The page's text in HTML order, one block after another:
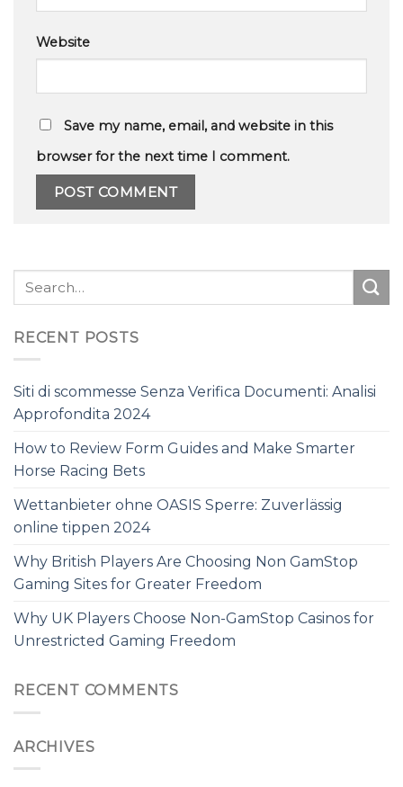
Website
Save my name, email, and website in this
browser for the next time I comment.
RECENT POSTS
Siti di scommesse Senza Verifica Documenti: Analisi
Approfondita 2024
How to Review Form Guides and Make Smarter
Horse Racing Bets
Wettanbieter ohne OASIS Sperre: Zuverlässig
online tippen 2024
Why British Players Are Choosing Non GamStop
Gaming Sites for Greater Freedom
Why UK Players Choose Non-GamStop Casinos for
Unrestricted Gaming Freedom
RECENT COMMENTS
ARCHIVES